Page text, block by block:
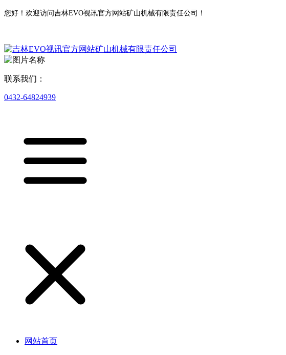
您好！欢迎访问吉林EVO视讯官方网站矿山机械有限责任公司！
联系我们：
0432-64824939
网站首页